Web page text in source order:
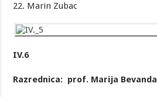
22. Marin Zubac
IV.6
Razrednica: prof. Marija Bevanda